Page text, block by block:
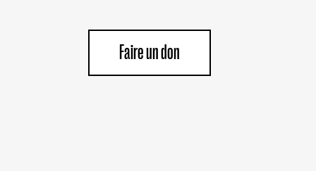
Faire un don